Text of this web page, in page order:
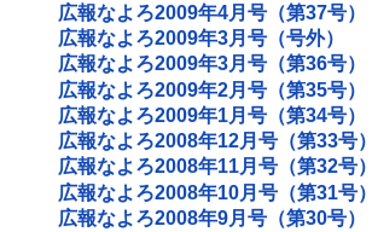
広報なよろ2009年4月号（第37号）
広報なよろ2009年3月号（号外）
広報なよろ2009年3月号（第36号）
広報なよろ2009年2月号（第35号）
広報なよろ2009年1月号（第34号）
広報なよろ2008年12月号（第33号）
広報なよろ2008年11月号（第32号）
広報なよろ2008年10月号（第31号）
広報なよろ2008年9月号（第30号）